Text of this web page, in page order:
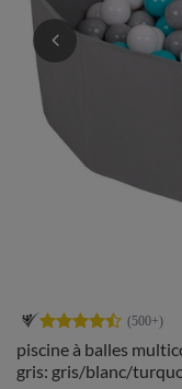
piscine à balles
gris: gris/blanc/